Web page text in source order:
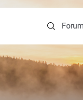
Forum